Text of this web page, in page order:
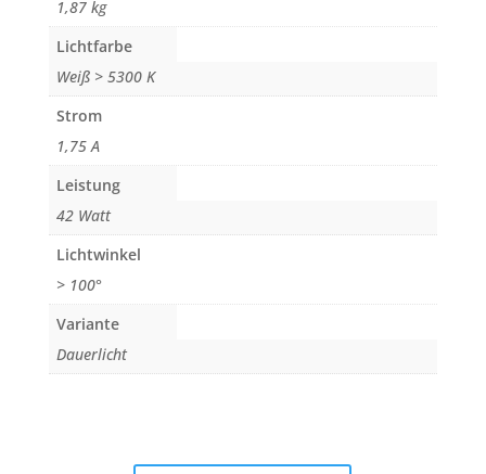
1,87 kg
Lichtfarbe
Weiß > 5300 K
Strom
1,75 A
Leistung
42 Watt
Lichtwinkel
> 100°
Variante
Dauerlicht